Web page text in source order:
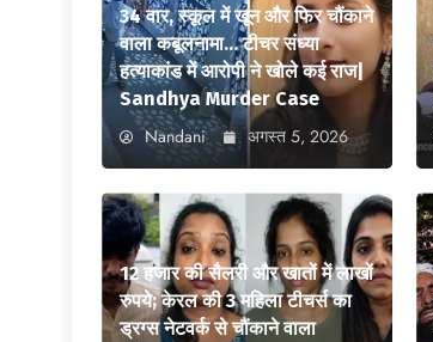
34 वार, स्कूल में खून और फिर चौंकाने
वाला कबूलनामा… टीचर संध्या
हत्याकांड में आरोपी ने खोले कई राज|
Sandhya Murder Case
Nandani अगस्त 5, 2026
12 हजार की सैलरी और खातों में लाखों
रुपये; केरल की 3 महिला टीचर्स का
ड्रग्स नेटवर्क से चौंकाने वाला